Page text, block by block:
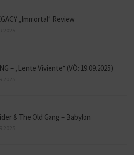
„Immortal“ Review
– „Lente Viviente“ (VÖ: 19.09.2025)
& The Old Gang – Babylon